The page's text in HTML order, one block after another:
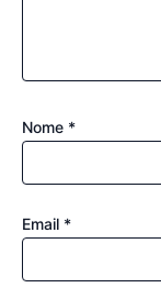
Nome *
Email *